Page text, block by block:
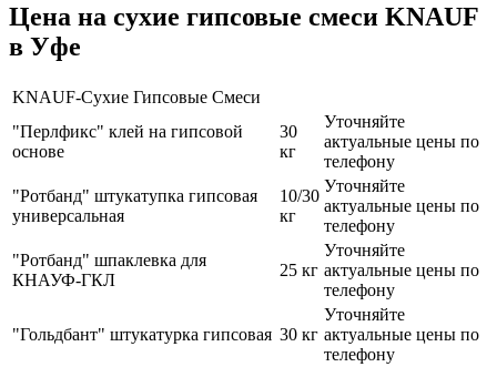
Цена на сухие гипсовые смеси KNAUF
в Уфе
KNAUF-Сухие Гипсовые Смеси
"Перлфикс" клей на гипсовой
основе
30
кг
Уточняйте
актуальные цены по
телефону
"Ротбанд" штукатупка гипсовая
универсальная
10/30
кг
Уточняйте
актуальные цены по
телефону
"Ротбанд" шпаклевка для
КНАУФ-ГКЛ
25 кг
Уточняйте
актуальные цены по
телефону
"Гольдбант" штукатурка гипсовая 30 кг
Уточняйте
актуальные цены по
телефону